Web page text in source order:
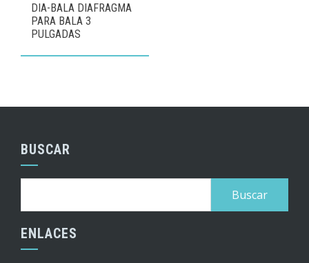
DIA-BALA DIAFRAGMA
PARA BALA 3
PULGADAS
BUSCAR
ENLACES